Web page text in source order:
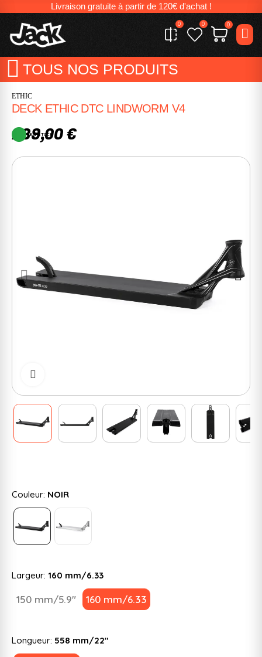
Livraison gratuite à partir de 120€ d'achat !
0 0 0
TOUS NOS PRODUITS
ETHIC
DECK ETHIC DTC LINDWORM V4
239,00 €
EN STOCK
Couleur: NOIR
Largeur: 160 mm/6.33
150 mm/5.9" 160 mm/6.33
Longueur: 558 mm/22"